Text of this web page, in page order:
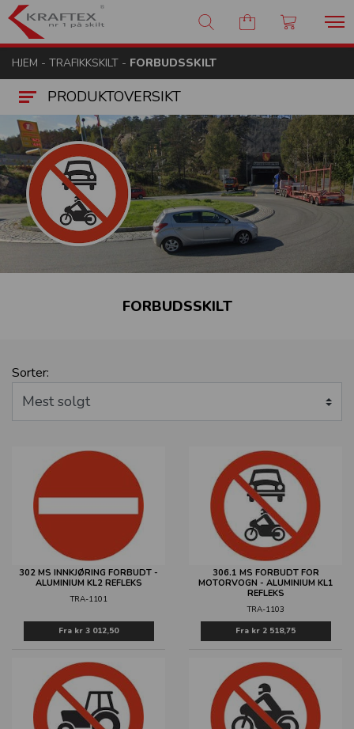
Kraftex - nr 1 på skilt
HJEM - TRAFIKKSKILT - FORBUDSSKILT
PRODUKTOVERSIKT
FORBUDSSKILT
Sorter:
302 MS INNKJØRING FORBUDT -
ALUMINIUM KL2 REFLEKS
TRA-1101
Fra kr 3 012,50
306.1 MS FORBUDT FOR
MOTORVOGN - ALUMINIUM KL1
REFLEKS
TRA-1103
Fra kr 2 518,75